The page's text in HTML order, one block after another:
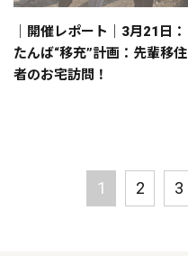
｜開催レポート｜3月21日：
たんば“移充”計画：先輩移住
者のお宅訪問！
1 2 3